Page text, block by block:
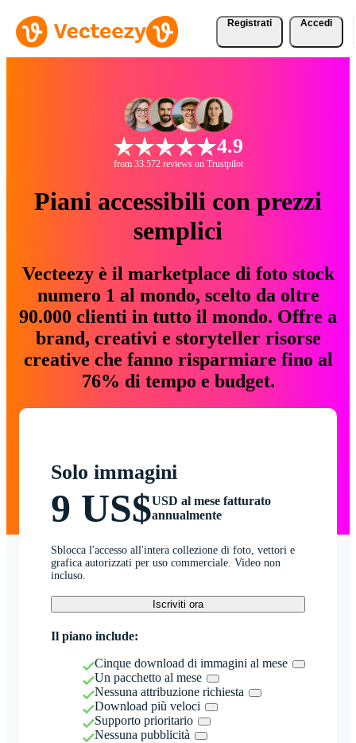
Registrati Accedi
4.9
from 33.572 reviews on Trustpilot
Piani accessibili con prezzi
semplici
Vecteezy è il marketplace di foto stock
numero 1 al mondo, scelto da oltre
90.000 clienti in tutto il mondo. Offre a
brand, creativi e storyteller risorse
creative che fanno risparmiare fino al
76% di tempo e budget.
Solo immagini
9 US$USD al mese fatturato
annualmente
Sblocca l'accesso all'intera collezione di foto, vettori e
grafica autorizzati per uso commerciale. Video non
incluso.
Iscriviti ora
Il piano include:
Cinque download di immagini al mese
Un pacchetto al mese
Nessuna attribuzione richiesta
Download più veloci
Supporto prioritario
Nessuna pubblicità